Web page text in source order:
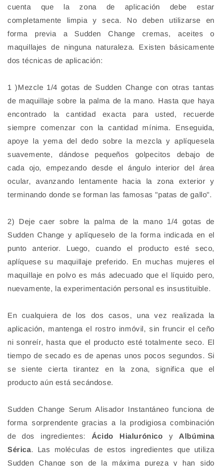
cuenta que la zona de aplicación debe estar
completamente limpia y seca. No deben utilizarse en
forma previa a Sudden Change cremas, aceites o
maquillajes de ninguna naturaleza. Existen básicamente
dos técnicas de aplicación:
1 )Mezcle 1/4 gotas de Sudden Change con otras tantas
de maquillaje sobre la palma de la mano. Hasta que haya
encontrado la cantidad exacta para usted, recuerde
siempre comenzar con la cantidad mínima. Enseguida,
apoye la yema del dedo sobre la mezcla y aplíquesela
suavemente, dándose pequeños golpecitos debajo de
cada ojo, empezando desde el ángulo interior del área
ocular, avanzando lentamente hacia la zona exterior y
terminando donde se forman las famosas "patas de gallo".
2) Deje caer sobre la palma de la mano 1/4 gotas de
Sudden Change y aplíqueselo de la forma indicada en el
punto anterior. Luego, cuando el producto esté seco,
aplíquese su maquillaje preferido. En muchas mujeres el
maquillaje en polvo es más adecuado que el líquido pero,
nuevamente, la experimentación personal es insustituible.
En cualquiera de los dos casos, una vez realizada la
aplicación, mantenga el rostro inmóvil, sin fruncir el ceño
ni sonreír, hasta que el producto esté totalmente seco. El
tiempo de secado es de apenas unos pocos segundos. Si
se siente cierta tirantez en la zona, significa que el
producto aún está secándose.
Sudden Change Serum Alisador Instantáneo funciona de
forma sorprendente gracias a la prodigiosa combinación
de dos ingredientes: Ácido Hialurónico y Albúmina
Sérica. Las moléculas de estos ingredientes que utiliza
Sudden Change son de la máxima pureza y han sido